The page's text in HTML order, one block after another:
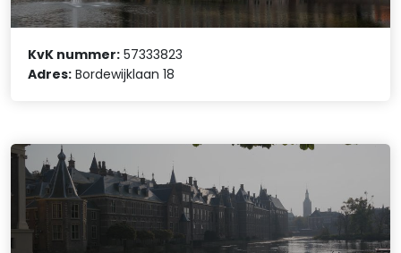
KvK nummer: 57333823
Adres: Bordewijklaan 18